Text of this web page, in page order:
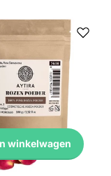
winkelwagen